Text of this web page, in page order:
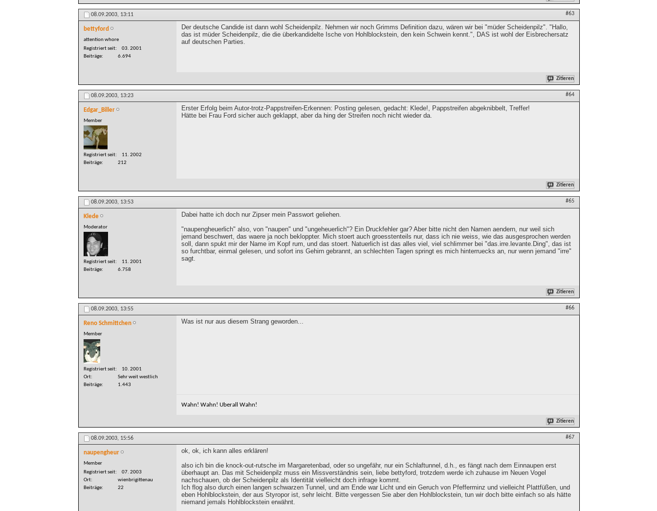
08.09.2003, 13:11 #63
bettyford
attention whore
Registriert seit
03. 2001
Beiträge
6.694
Der deutsche Candide ist dann wohl Scheidenpilz. Nehmen wir noch Grimms Definition dazu, wären wir bei "müder Scheidenpilz". "Hallo,
das ist müder Scheidenpilz, die die überkandidelte Ische von Hohlblockstein, den kein Schwein kennt.", DAS ist wohl der Eisbrechersatz
auf deutschen Parties.
Zitieren
08.09.2003, 13:23 #64
Edgar_Biller
Member
Registriert seit
11. 2002
Beiträge
212
Erster Erfolg beim Autor-trotz-Pappstreifen-Erkennen: Posting gelesen, gedacht: Klede!, Pappstreifen abgeknibbelt, Treffer!
Hätte bei Frau Ford sicher auch geklappt, aber da hing der Streifen noch nicht wieder da.
Zitieren
08.09.2003, 13:53 #65
Klede
Moderator
Registriert seit
11. 2001
Beiträge
6.758
Dabei hatte ich doch nur Zipser mein Passwort geliehen.
"naupengheuerlich" also, von "naupen" und "ungeheuerlich"? Ein Druckfehler gar? Aber bitte nicht den Namen aendern, nur weil sich
jemand beschwert, das waere ja noch bekloppter. Mich stoert auch groesstenteils nur, dass ich nie weiss, wie das ausgesprochen werden
soll, dann spukt mir der Name im Kopf rum, und das stoert. Natuerlich ist das alles viel, viel schlimmer bei "das.irre.levante.Ding", das ist
so furchtbar, einmal gelesen, und sofort ins Gehirn gebrannt, an schlechten Tagen springt es mich hinterruecks an, nur wenn jemand "irre"
sagt.
Zitieren
08.09.2003, 13:55 #66
Reno Schmittchen
Member
Registriert seit
10. 2001
Ort
Sehr weit westlich
Beiträge
1.443
Was ist nur aus diesem Strang geworden...
Wahn! Wahn! Uberall Wahn!
Zitieren
08.09.2003, 15:56 #67
naupengheur
Member
Registriert seit
07. 2003
Ort
wienbrigittenau
Beiträge
22
ok, ok, ich kann alles erklären!
also ich bin die knock-out-rutsche im Margaretenbad, oder so ungefähr, nur ein Schlaftunnel, d.h., es fängt nach dem Einnaupen erst
überhaupt an. Das mit Scheidenpilz muss ein Missverständnis sein, liebe bettyford, trotzdem werde ich zuhause im Neuen Vogel
nachschauen, ob der Scheidenpilz als Identität vielleicht doch infrage kommt.
Ich flog also durch einen langen schwarzen Tunnel, und am Ende war Licht und ein Geruch von Pfefferminz und vielleicht Plattfüßen, und
eben Hohlblockstein, der aus Styropor ist, sehr leicht. Bitte vergessen Sie aber den Hohlblockstein, tun wir doch bitte einfach so als hätte
niemand jemals Hohlblockstein erwähnt.